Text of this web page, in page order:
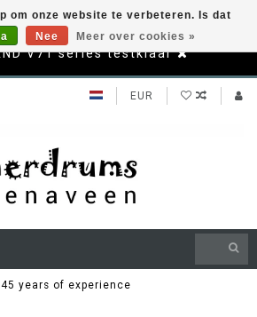
V71 series testklaar
EUR
45 years of experience
om onze website te verbeteren. Is dat
Nee Meer over cookies »